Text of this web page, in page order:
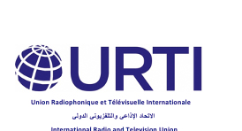
contenu
principal